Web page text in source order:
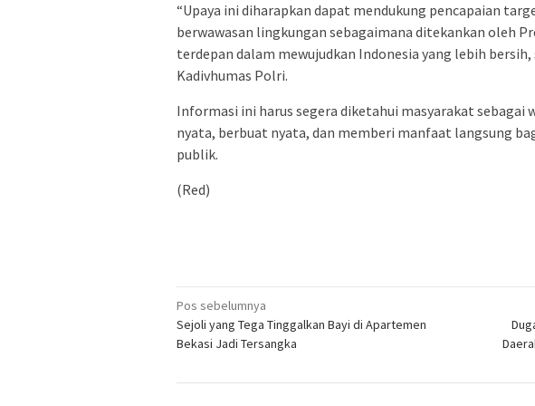
“Upaya ini diharapkan dapat mendukung pencapaian
berwawasan lingkungan sebagaimana ditekankan oleh
terdepan dalam mewujudkan Indonesia yang lebih bersih,
Kadivhumas Polri.
Informasi ini harus segera diketahui masyarakat
nyata, berbuat nyata, dan memberi manfaat langsung
publik.
(Red)
Navigasi
pos
Pos sebelumnya
Sejoli yang Tega Tinggalkan Bayi di Apartemen
Bekasi Jadi Tersangka